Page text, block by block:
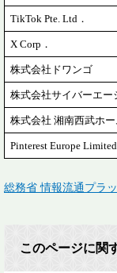
TikTok Pte. Ltd．
X Corp．
株式会社ドワンゴ
株式会社サイバーエー
株式会社 湘南西武ホー
Pinterest Europe Limited
総務省 情報流通プラ
このページに関